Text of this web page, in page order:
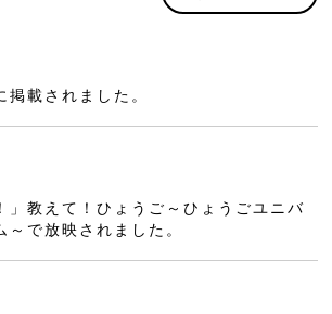
掲載されました。
」教えて！ひょうご～ひょうごユニバ
～で放映されました。